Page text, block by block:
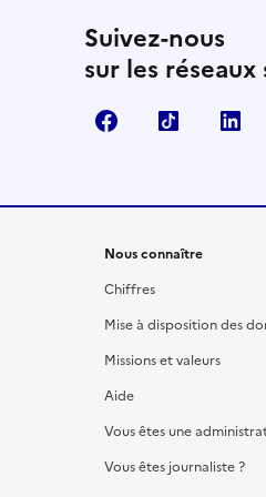
Suivez-nous
sur les réseaux
FacebookTikTok
Nous connaître
Chiffres
Mise à disposition des
Missions et valeurs
Aide
Vous êtes une
Vous êtes journaliste ?